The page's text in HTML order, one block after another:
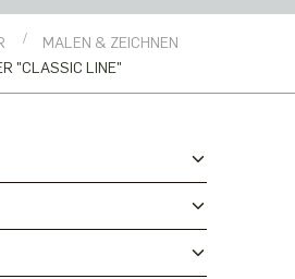
MALEN & ZEICHNEN
"CLASSIC LINE"